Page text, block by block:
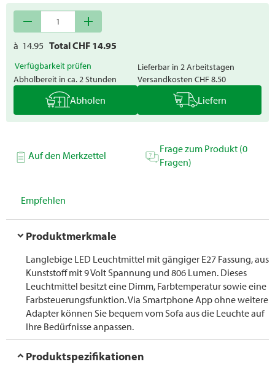
remove add
à 14.95 Total CHF 14.95
Verfügbarkeit prüfen
Abholbereit in ca. 2 Stunden
Lieferbar in 2 Arbeitstagen
Versandkosten CHF 8.50
Abholen Liefern
Auf den Merkzettel
Frage zum Produkt (0
Fragen)
Empfehlen
Produktmerkmale
Langlebige LED Leuchtmittel mit gängiger E27 Fassung, aus
Kunststoff mit 9 Volt Spannung und 806 Lumen. Dieses
Leuchtmittel besitzt eine Dimm, Farbtemperatur sowie eine
Farbsteuerungsfunktion. Via Smartphone App ohne weitere
Adapter können Sie bequem vom Sofa aus die Leuchte auf
Ihre Bedürfnisse anpassen.
Produktspezifikationen